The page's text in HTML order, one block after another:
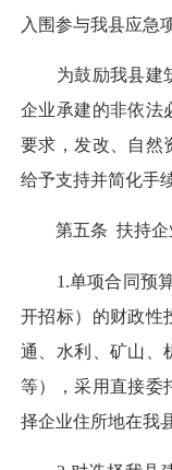
入围参与我县应急
为鼓励我县建筑
企业承建的非依法
要求，发改、自然
给予支持并简化手
第五条 扶持企
1.单项合同预算
开招标）的财政性
通、水利、矿山、
等），采用直接委
择企业住所地在我